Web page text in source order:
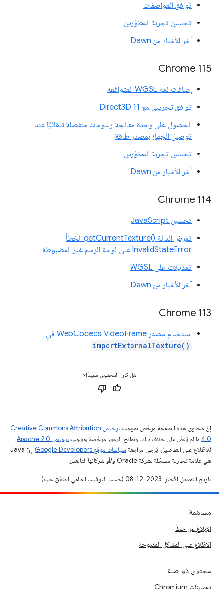
توافق المواصفات
تحسين تجربة المطوّرين
آخر الأخبار من Dawn
Chrome 115
إضافات لغة WGSL المتوافقة
توافق تجريبي مع Direct3D 11
الحصول على وحدة معالجة رسومات منفصلة تلقائيًا عند
توصيل الجهاز بمصدر طاقة
تحسين تجربة المطوّرين
آخر الأخبار من Dawn
‫Chrome 114
تحسين JavaScript
تعرض الدالة getCurrentTexture()‎ الخطأ
InvalidStateError على لوحة الرسم غير المضبوطة
تعديلات على WGSL
آخر الأخبار من Dawn
Chrome 113
استخدام مصدر WebCodecs VideoFrame في
importExternalTexture()
هل كان المحتوى مفيدًا؟
إنّ محتوى هذه الصفحة مرخّص بموجب
ترخيص Creative Commons Attribution
4.0‏ ما لم يُنصّ على خلاف ذلك، ونماذج الرموز مرخّصة بموجبترخيص Apache 2.0‏
.
للاطّلاع على التفاصيل، يُرجى مراجعة سياسات موقع Google Developers‏
. إنّ Java
هي علامة تجارية مسجَّلة لشركة Oracle و/أو شركائها التابعين.
تاريخ التعديل الأخير: 2023-12-08 (حسب التوقيت العالمي المتفَّق عليه)
مساهمة
الإبلاغ عن خطأ
الاطّلاع على المشاكل المفتوحة
محتوى ذو صلة
تحديثات Chromium